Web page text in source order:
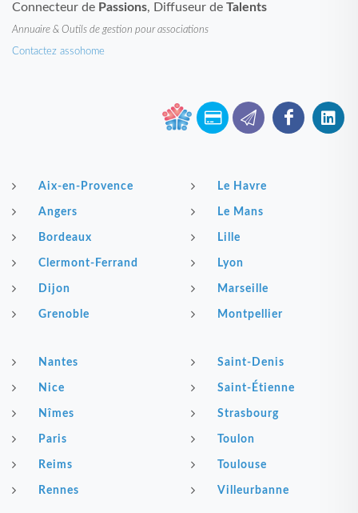
Connecteur de Passions, Diffuseur de Talents
Annuaire & Outils de gestion pour associations
Contactez assohome
Aix-en-Provence
Angers
Bordeaux
Clermont-Ferrand
Dijon
Grenoble
Le Havre
Le Mans
Lille
Lyon
Marseille
Montpellier
Nantes
Nice
Nîmes
Paris
Reims
Rennes
Saint-Denis
Saint-Étienne
Strasbourg
Toulon
Toulouse
Villeurbanne